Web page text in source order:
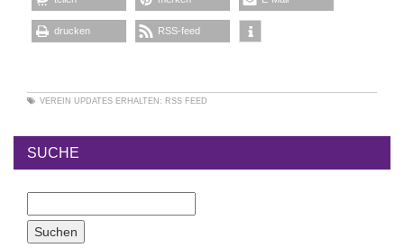
drucken RSS-feed
VEREIN UPDATES ERHALTEN: RSS FEED
SUCHE